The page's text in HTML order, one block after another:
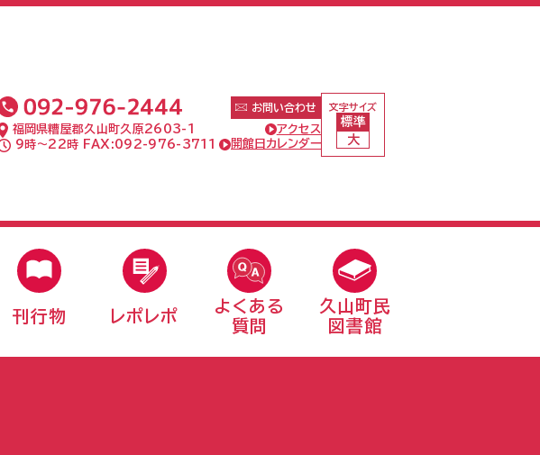
お問い合わせ
福岡県糟屋郡久山町久原2603-1
アクセス
9時〜22時 FAX:092-976-3711
開館日カレンダー
文字サイズ
標準
大
刊行物 レポレポ
よくある
質問
久山町民
図書館